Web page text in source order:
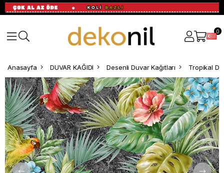
0
Anasayfa DUVAR KAĞIDI Desenli Duvar Kağıtları Tropikal